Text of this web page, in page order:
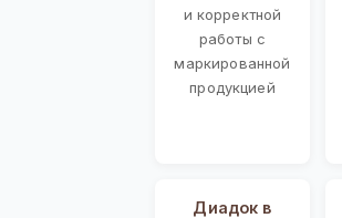
и корректной
работы с
маркированной
продукцией
Диадок в